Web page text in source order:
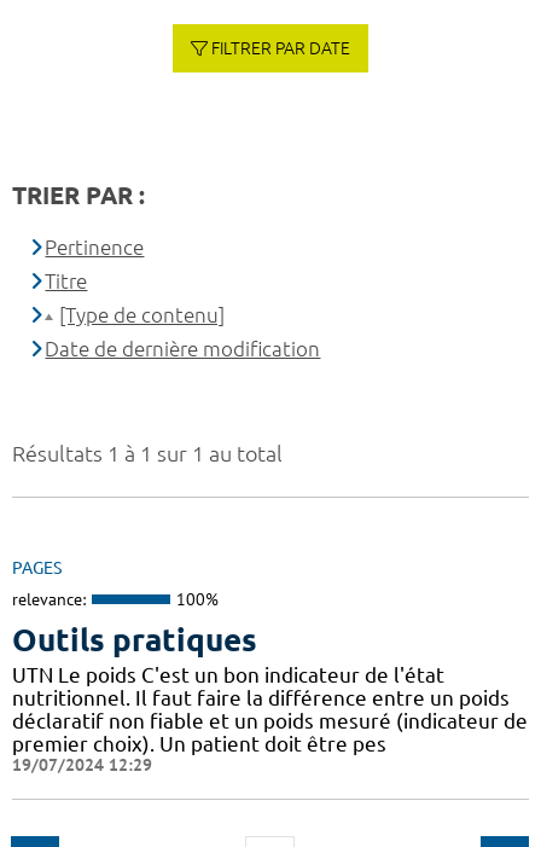
Résultats 1 à 1 sur 1 au total
PAGES
relevance: 100%
Outils pratiques
UTN Le poids C'est un bon indicateur de l'état
nutritionnel. Il faut faire la différence entre un poids
déclaratif non fiable et un poids mesuré (indicateur de
premier choix). Un patient doit être pes
19/07/2024 12:29
FILTRER PAR DATE
TRIER PAR :
Pertinence
Titre
[Type de contenu]
Date de dernière modification